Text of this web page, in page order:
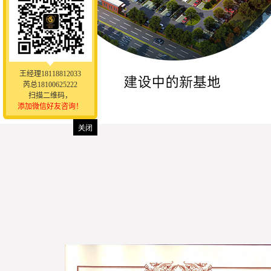
王经理18118812033
芮总18100625222
扫描二维码，
添加微信好友咨询！
关闭